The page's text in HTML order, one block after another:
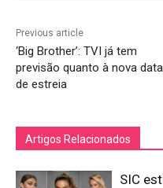
Previous article
‘Big Brother’: TVI já tem
previsão quanto à nova data
de estreia
Artigos Relacionados
SIC